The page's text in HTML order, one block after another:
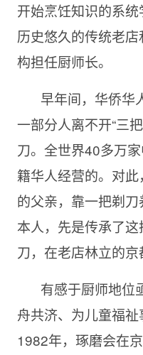
开始烹饪知识的系
历史悠久的传统老
构担任厨师长。
早年间，华侨华
一部分人离不开“三
刀。全世界40多万
籍华人经营的。对
的父亲，靠一把剃
本人，先是传承了
刀，在老店林立的京
有感于厨师地位
舟共济、为儿童福祉
1982年，琢磨会在